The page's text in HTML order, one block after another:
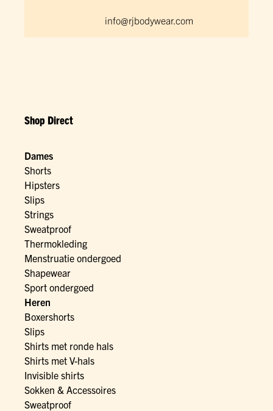
info@rjbodywear.com
Shop Direct
Dames
Shorts
Hipsters
Slips
Strings
Sweatproof
Thermokleding
Menstruatie ondergoed
Shapewear
Sport ondergoed
Heren
Boxershorts
Slips
Shirts met ronde hals
Shirts met V-hals
Invisible shirts
Sokken & Accessoires
Sweatproof